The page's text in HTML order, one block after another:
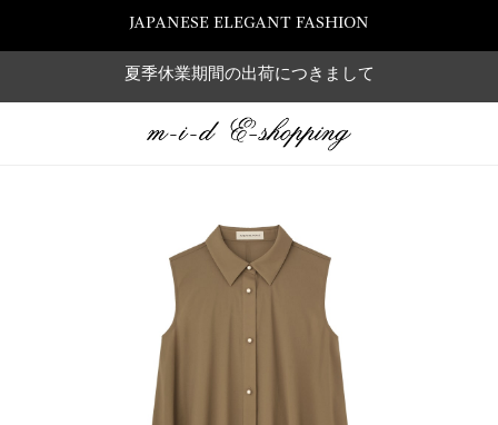
JAPANESE ELEGANT FASHION
夏季休業期間の出荷につきまして